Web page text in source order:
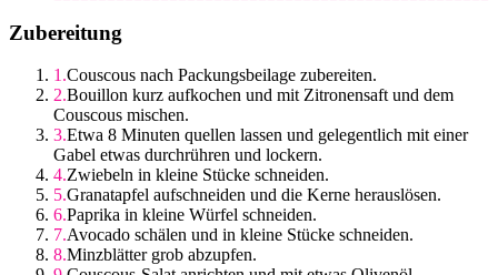
Zubereitung
Couscous nach Packungsbeilage zubereiten.
Bouillon kurz aufkochen und mit Zitronensaft und dem
Couscous mischen.
Etwa 8 Minuten quellen lassen und gelegentlich mit einer
Gabel etwas durchrühren und lockern.
Zwiebeln in kleine Stücke schneiden.
Granatapfel aufschneiden und die Kerne herauslösen.
Paprika in kleine Würfel schneiden.
Avocado schälen und in kleine Stücke schneiden.
Minzblätter grob abzupfen.